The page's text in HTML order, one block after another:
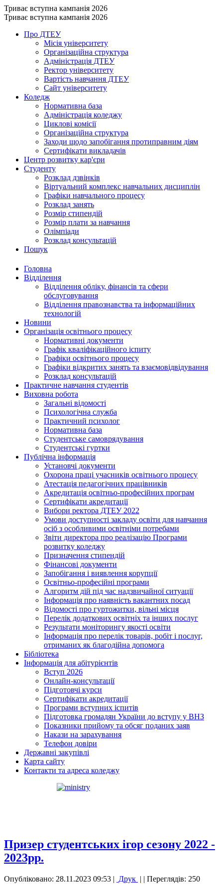
Триває вступна кампанія 2026
Триває вступна кампанія 2026
Про ДТЕУ
Місія університету
Організаційна структура
Адміністрація ДТЕУ
Ректор університету
Вартість навчання ДТЕУ
Сайт університету
Коледж
Нормативна база
Адміністрація коледжу
Циклові комісії
Організаційна структура
Заходи щодо запобігання протиправним діям
Сертифікати викладачів
Центр розвитку кар'єри
Студенту
Розклад дзвінків
Віртуальний комплекс навчальних дисциплін
Графіки навчального процесу
Розклад занять
Розмір стипендій
Розмір плати за навчання
Олімпіади
Розклад консультацій
Пошук
Головна
Відділення
Відділення обліку, фінансів та сфери
обслуговування
Відділення правознавства та інформаційних
технологій
Новини
Організація освітнього процесу
Нормативні документи
Графік кваліфікаційного іспиту
Графіки освітнього процесу
Графіки відкритих занять та взаємовідвідування
Розклад консультацій
Практичне навчання студентів
Виховна робота
Загальні відомості
Психологічна служба
Практичний психолог
Нормативна база
Студентське самоврядування
Студентські гуртки
Публічна інформація
Установчі документи
Охорона праці учасників освітнього процесу
Атестація педагогічних працівників
Акредитація освітньо-професійних програм
Сертифікати акредитації
Вибори ректора ДТЕУ 2022
Умови доступності закладу освіти для навчання
осіб з особливими освітніми потребами
Звіти директора про реалізацію Програми
розвитку коледжу
Призначення стипендій
Фінансові документи
Запобігання і виявлення корупції
Освітньо-професійні програми
Алгоритм дій під час надзвичайної ситуації
Інформація про наявність вакантних посад
Відомості про гуртожитки, вільні місця
Перелік додаткових освітніх та інших послуг
Результати моніторингу якості освіти
Інформація про перелік товарів, робіт і послуг,
отриманих як благодійна допомога
Бібліотека
Інформація для абітурієнтів
Вступ 2026
Онлайн-консультації
Підготовчі курси
Сертифікати акредитації
Програми вступних іспитів
Підготовка громадян України до вступу у ВНЗ
Показники прийому та обсяг поданих заяв
Накази на зарахування
Телефон довіри
Державні закупівлі
Карта сайту
Контакти та адреса коледжу
Призер студентських ігор сезону 2022 -
2023рр.
Опубліковано: 28.11.2023 09:53 | Друк | | Переглядів: 250